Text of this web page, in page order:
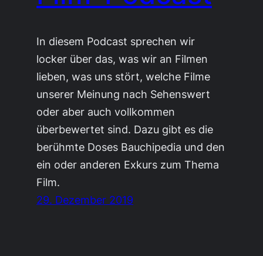
In diesem Podcast sprechen wir
locker über das, was wir an Filmen
lieben, was uns stört, welche Filme
unserer Meinung nach Sehenswert
oder aber auch vollkommen
überbewertet sind. Dazu gibt es die
berühmte Doses Bauchipedia und den
ein oder anderen Exkurs zum Thema
Film.
29. Dezember 2019